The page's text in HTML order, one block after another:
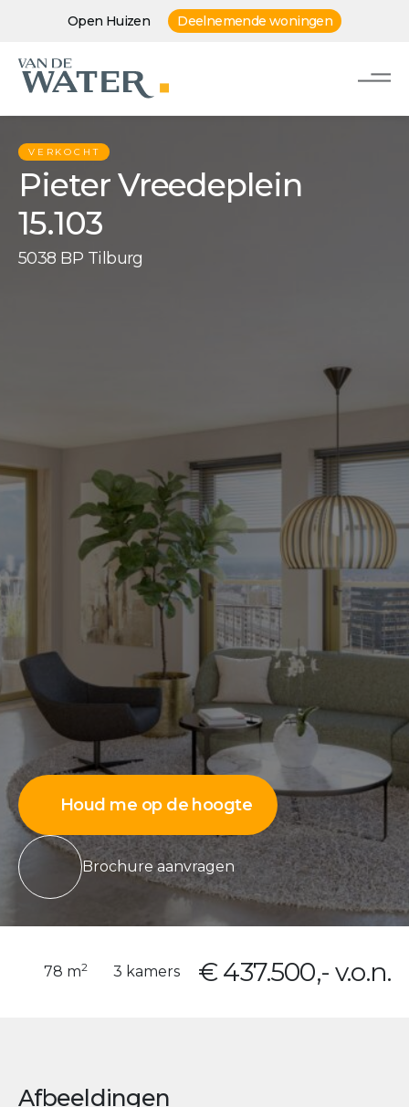
Open Huizen Deelnemende woningen
VERKOCHT
Pieter Vreedeplein
15.103
5038 BP Tilburg
Houd me op de hoogte
Brochure aanvragen
78 m2 3 kamers € 437.500,- v.o.n.
Afbeeldingen